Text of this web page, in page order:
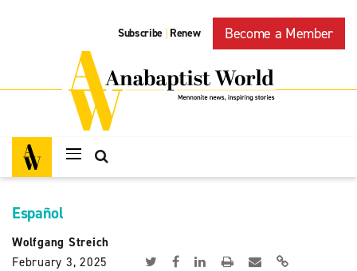
Subscribe | Renew Become a Member
Español
Wolfgang Streich
February 3, 2025